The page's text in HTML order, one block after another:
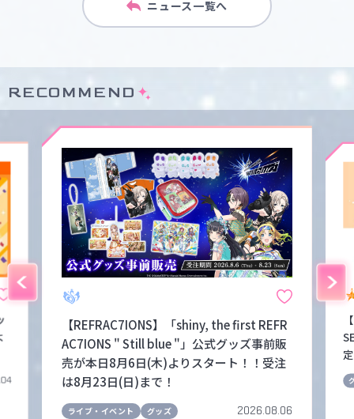
ニュース一覧へ
RECOMMEND
【REFRAC7IONS】「shiny, the first REFR
AC7IONS " Still blue "」公式グッズ事前販
売が本日8月6日(木)よりスタート！！受注
は8月23日(日)まで！
ライブ・イベント グッズ 2026.08.06